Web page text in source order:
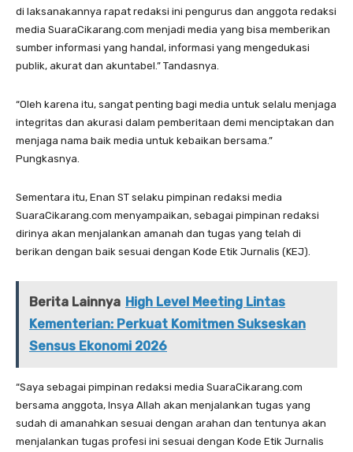
di laksanakannya rapat redaksi ini pengurus dan anggota redaksi
media SuaraCikarang.com menjadi media yang bisa memberikan
sumber informasi yang handal, informasi yang mengedukasi
publik, akurat dan akuntabel.” Tandasnya.
“Oleh karena itu, sangat penting bagi media untuk selalu menjaga
integritas dan akurasi dalam pemberitaan demi menciptakan dan
menjaga nama baik media untuk kebaikan bersama.”
Pungkasnya.
Sementara itu, Enan ST selaku pimpinan redaksi media
SuaraCikarang.com menyampaikan, sebagai pimpinan redaksi
dirinya akan menjalankan amanah dan tugas yang telah di
berikan dengan baik sesuai dengan Kode Etik Jurnalis (KEJ).
Berita Lainnya High Level Meeting Lintas
Kementerian: Perkuat Komitmen Sukseskan
Sensus Ekonomi 2026
“Saya sebagai pimpinan redaksi media SuaraCikarang.com
bersama anggota, Insya Allah akan menjalankan tugas yang
sudah di amanahkan sesuai dengan arahan dan tentunya akan
menjalankan tugas profesi ini sesuai dengan Kode Etik Jurnalis